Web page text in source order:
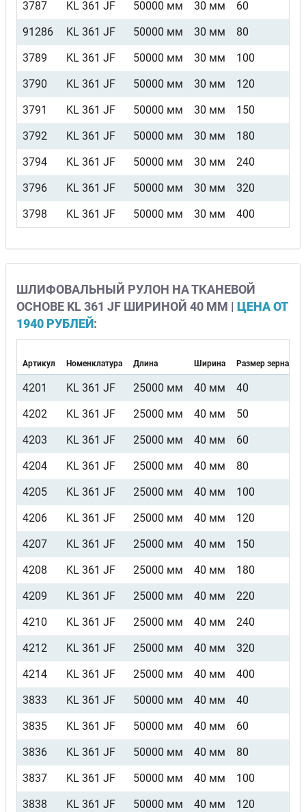
3787 KL 361 JF 50000 мм 30 мм
60
91286
KL 361 JF 50000 мм 30 мм
80
3789
KL 361 JF 50000 мм 30 мм
100
3790
KL 361 JF 50000 мм 30 мм
120
3791
KL 361 JF 50000 мм 30 мм
150
3792
KL 361 JF 50000 мм 30 мм
180
3794
KL 361 JF 50000 мм 30 мм
240
3796
KL 361 JF 50000 мм 30 мм
320
3798
KL 361 JF 50000 мм 30 мм 400
ШЛИФОВАЛЬНЫЙ РУЛОН НА ТКАНЕВОЙ
ОСНОВЕ KL 361 JF ШИРИНОЙ 40 ММ | ЦЕНА ОТ
1940 РУБЛЕЙ:
Артикул Номенклатура Длина Ширина Размер зерна
4201 KL 361 JF 25000 мм 40 мм
40
4202
KL 361 JF 25000 мм 40 мм
50
4203
KL 361 JF 25000 мм 40 мм
60
4204
KL 361 JF 25000 мм 40 мм
80
4205
KL 361 JF 25000 мм 40 мм
100
4206
KL 361 JF 25000 мм 40 мм
120
4207
KL 361 JF 25000 мм 40 мм
150
4208
KL 361 JF 25000 мм 40 мм
180
4209
KL 361 JF 25000 мм 40 мм
220
4210
KL 361 JF 25000 мм 40 мм
240
4212
KL 361 JF 25000 мм 40 мм
320
4214
KL 361 JF 25000 мм 40 мм
400
3833
KL 361 JF 50000 мм 40 мм
40
3835
KL 361 JF 50000 мм 40 мм
60
3836
KL 361 JF 50000 мм 40 мм
80
3837
KL 361 JF 50000 мм 40 мм
100
3838
KL 361 JF 50000 мм 40 мм
120